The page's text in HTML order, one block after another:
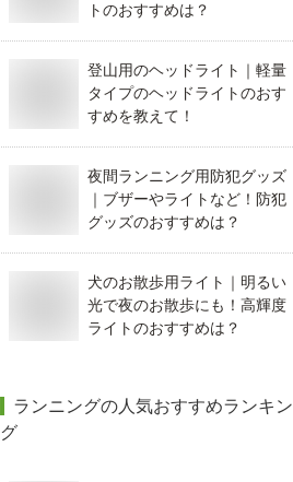
トのおすすめは？
登山用のヘッドライト｜軽量
タイプのヘッドライトのおす
すめを教えて！
夜間ランニング用防犯グッズ
｜ブザーやライトなど！防犯
グッズのおすすめは？
犬のお散歩用ライト｜明るい
光で夜のお散歩にも！高輝度
ライトのおすすめは？
ランニングの人気おすすめランキン
グ